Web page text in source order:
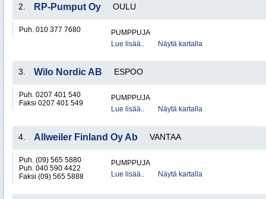
2. RP-Pumput Oy OULU
Puh. 010 377 7680
PUMPPUJA
Lue lisää..
Näytä kartalla
3. Wilo Nordic AB ESPOO
Puh. 0207 401 540
Faksi 0207 401 549
PUMPPUJA
Lue lisää..
Näytä kartalla
4. Allweiler Finland Oy Ab VANTAA
Puh. (09) 565 5880
Puh. 040 590 4422
Faksi (09) 565 5888
PUMPPUJA
Lue lisää..
Näytä kartalla